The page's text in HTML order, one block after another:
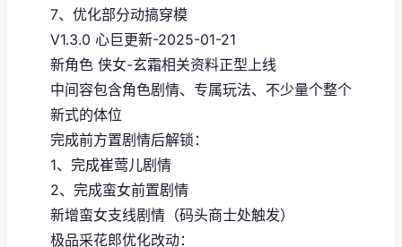
7、优化部分动搞穿模
V1.3.0 心巨更新-2025-01-21
新角色 侠女-玄霜相关资料正型上线
中间容包含角色剧情、专属玩法、不少量个整个
新式的体位
完成前方置剧情后解锁：
1、完成崔莺儿剧情
2、完成蛮女前置剧情
新增蛮女支线剧情（码头商士处触发）
极品采花郎优化改动：